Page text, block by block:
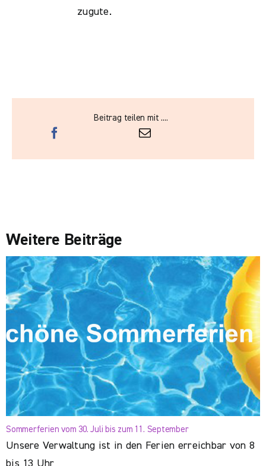
zugute.
Beitrag teilen mit ....
Weitere Beiträge
Sommerferien vom 30. Juli bis zum 11. September
Unsere Verwaltung ist in den Ferien erreichbar von 8